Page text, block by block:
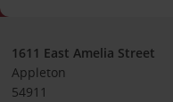
1611 East Amelia Street
Appleton
54911